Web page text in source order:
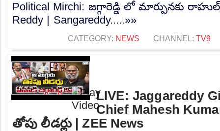
Political Mirchi: జగ్గారెడ్డి లో మార్పునకు
Reddy | Sangareddy.....»»
CATEGORY: NEWS CHANNEL: TV9
LIVE: Jaggareddy
Chief Mahesh
తోపు లీడర్లు | ZEE News